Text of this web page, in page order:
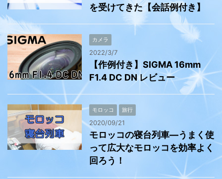
を受けてきた【会話例付き】
カメラ
2022/3/7
【作例付き】SIGMA 16mm
F1.4 DC DN レビュー
モロッコ 旅行
2020/09/21
モロッコの寝台列車―うまく使
って広大なモロッコを効率よく
回ろう！